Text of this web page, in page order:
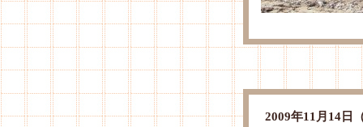
2009年11月14